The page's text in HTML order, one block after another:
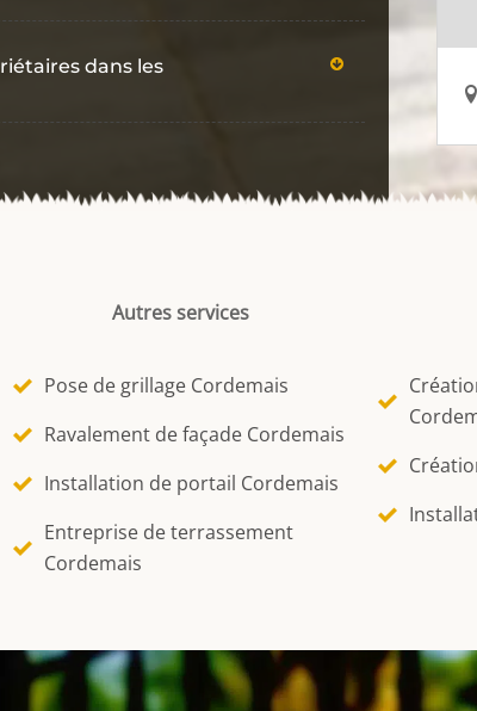
dans les
Autres services
Pose de grillage Cordemais
Ravalement de façade Cordemais
Installation de portail Cordemais
Entreprise de terrassement
Cordemais